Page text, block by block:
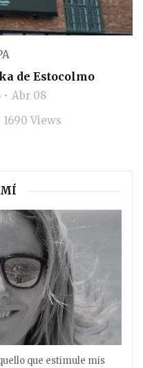
de Estocolmo
Abr 08
1690 Views
MÍ
que estimule mis